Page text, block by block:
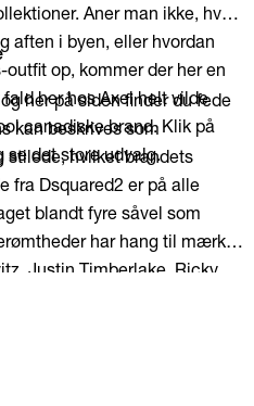
Aner man ikke, hvad
aften i byen, eller hvordan
op, kommer der her en
her hos Axel helt vilde
canadiske brand. Klik på
se det store udvalg.
her på siden finder du fede
kan beskrives som
stilede, hvilket brandets
fra Dsquared2 er på alle
blandt fyre såvel som
har hang til mærket
Justin Timberlake, Ricky
Madonna den person, der